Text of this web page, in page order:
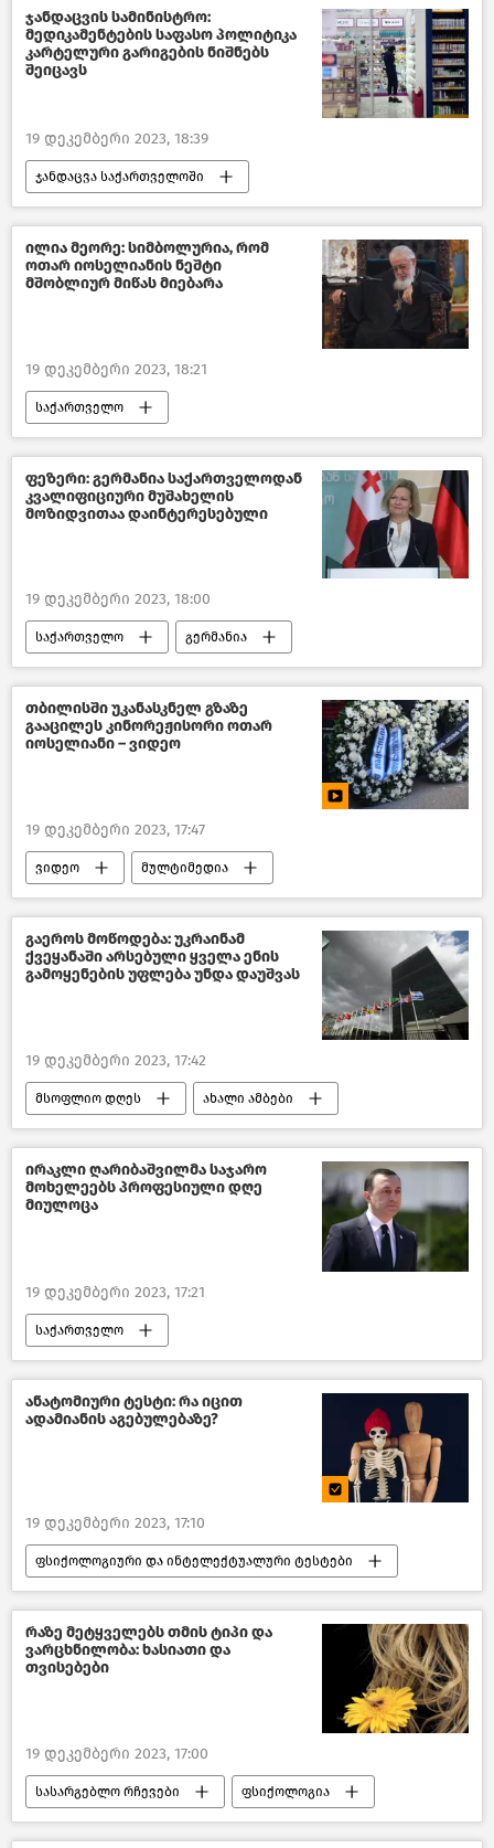
შალვა პაპუაშვილი
ერთიანი ნაციონალური მოძრაობა
ნიკა მელია
ჯანდაცვის სამინისტრო:
მედიკამენტების საფასო პოლიტიკა
კარტელური გარიგების ნიშნებს
შეიცავს
19 დეკემბერი 2023, 18:39
ჯანდაცვა საქართველოში
დევნილთა, შრომის, ჯანმრთელობისა და სოციალური დაცვის სამინისტრო
საზოგადოება ახალი ამბები
საქართველო კონკურენციის სააგენტო
ილია მეორე: სიმბოლურია, რომ
ოთარ იოსელიანის ნეშტი
მშობლიურ მიწას მიებარა
19 დეკემბერი 2023, 18:21
საქართველო
საქართველოს საპატრიარქო
საზოგადოება ახალი ამბები
ფეზერი: გერმანია საქართველოდან
კვალიფიციური მუშახელის
მოზიდვითაა დაინტერესებული
19 დეკემბერი 2023, 18:00
საქართველო გერმანია
საქართველოს შინაგან საქმეთა სამინისტრო
ახალი ამბები
თბილისში უკანასკნელ გზაზე
გააცილეს კინორეჟისორი ოთარ
იოსელიანი – ვიდეო
19 დეკემბერი 2023, 17:47
ვიდეო მულტიმედია
გაეროს მოწოდება: უკრაინამ
ქვეყანაში არსებული ყველა ენის
გამოყენების უფლება უნდა დაუშვას
19 დეკემბერი 2023, 17:42
მსოფლიო დღეს ახალი ამბები
მსოფლიოს ახალი ამბები
რუსეთ-უკრაინის კონფლიქტი გაერო
გაეროს ადამიანის უფლებათა საბჭო
ირაკლი ღარიბაშვილმა საჯარო
მოხელეებს პროფესიული დღე
მიულოცა
19 დეკემბერი 2023, 17:21
საქართველო
საქართველოს მთავრობა
საქართველოს პრემიერ–მინისტრი
საზოგადოება ახალი ამბები
ანატომიური ტესტი: რა იცით
ადამიანის აგებულებაზე?
19 დეკემბერი 2023, 17:10
ფსიქოლოგიური და ინტელექტუალური ტესტები
რაზე მეტყველებს თმის ტიპი და
ვარცხნილობა: ხასიათი და
თვისებები
19 დეკემბერი 2023, 17:00
სასარგებლო რჩევები ფსიქოლოგია
ფსიქოლოგის რჩევები